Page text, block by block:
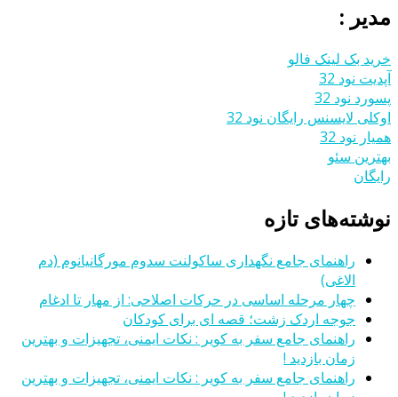
مدیر :
خرید بک لینک فالو
آپدیت نود 32
پسورد نود 32
اوکلی لایسنس رایگان نود 32
همیار نود 32
بهترین سئو
رایگان
نوشته‌های تازه
راهنمای جامع نگهداری ساکولنت سدوم مورگانیانوم (دم
الاغی)
چهار مرحله اساسی در حرکات اصلاحی: از مهار تا ادغام
جوجه اردک زشت؛ قصه ای برای کودکان
راهنمای جامع سفر به کویر : نکات ایمنی، تجهیزات و بهترین
زمان بازدید !
راهنمای جامع سفر به کویر : نکات ایمنی، تجهیزات و بهترین